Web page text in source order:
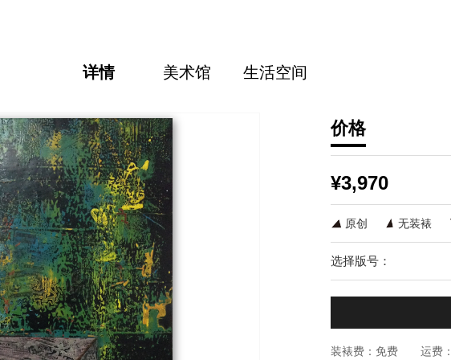
详情 美术馆 生活空间
价格
¥3,970
原创 无装裱
选择版号：
装裱费： 免费 运费：